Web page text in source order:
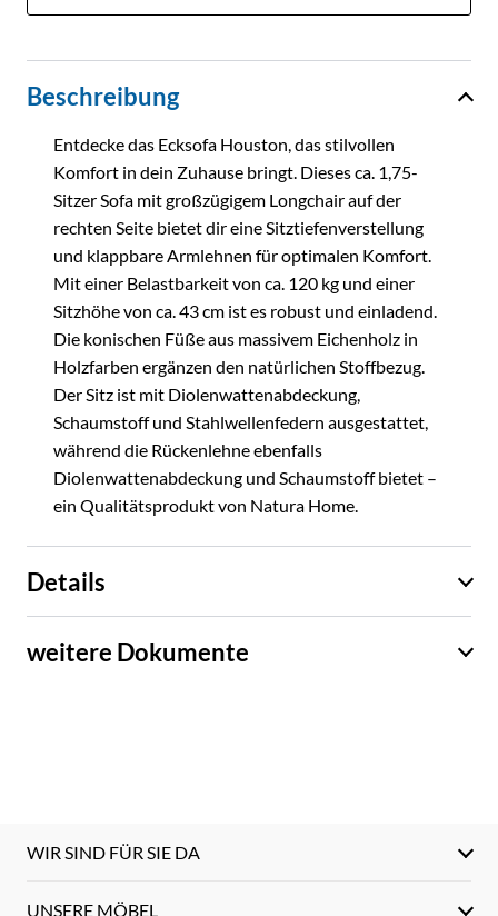
Beschreibung
Entdecke das Ecksofa Houston, das stilvollen
Komfort in dein Zuhause bringt. Dieses ca. 1,75-
Sitzer Sofa mit großzügigem Longchair auf der
rechten Seite bietet dir eine Sitztiefenverstellung
und klappbare Armlehnen für optimalen Komfort.
Mit einer Belastbarkeit von ca. 120 kg und einer
Sitzhöhe von ca. 43 cm ist es robust und einladend.
Die konischen Füße aus massivem Eichenholz in
Holzfarben ergänzen den natürlichen Stoffbezug.
Der Sitz ist mit Diolenwattenabdeckung,
Schaumstoff und Stahlwellenfedern ausgestattet,
während die Rückenlehne ebenfalls
Diolenwattenabdeckung und Schaumstoff bietet –
ein Qualitätsprodukt von Natura Home.
Details
weitere Dokumente
WIR SIND FÜR SIE DA
UNSERE MÖBEL